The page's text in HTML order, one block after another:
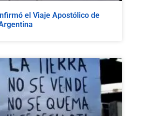
el Viaje Apostólico de